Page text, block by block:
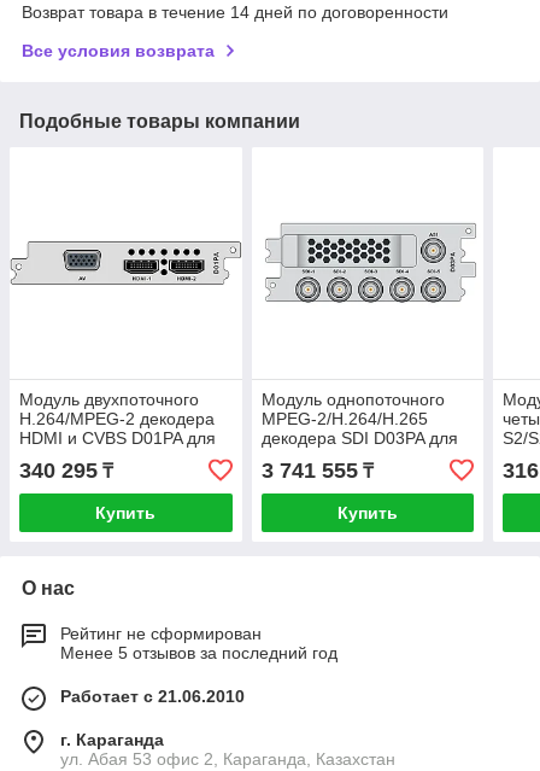
Возврат товара в течение 14 дней по договоренности
Все условия возврата
Подобные товары компании
Модуль двухпоточного
H.264/MPEG-2 декодера
HDMI и CVBS D01PA для
DCP-3000MF
340 295 ₸
Купить
Модуль однопоточного
MPEG-2/H.264/H.265
декодера SDI D03PA для
DCP-3000MF
3 741 555₸
Купить
S2/
для
О нас
Рейтинг не сформирован
Менее 5 отзывов за последний год
Работает с 21.06.2010
г. Караганда
ул. Абая 53 офис 2, Караганда, Казахстан